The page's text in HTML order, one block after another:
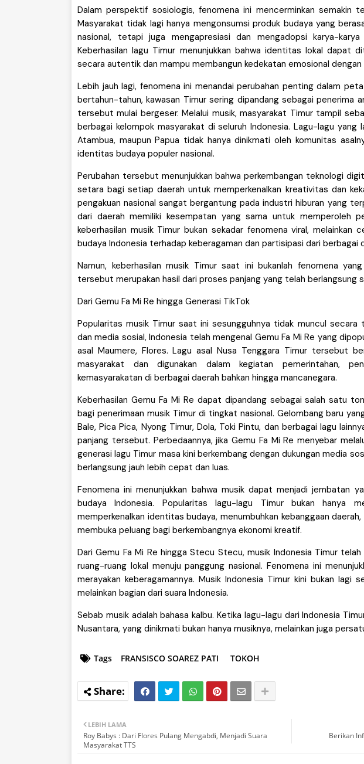
Dalam perspektif sosiologis, fenomena ini mencerminkan semakin
Masyarakat tidak lagi hanya mengonsumsi produk budaya yang
nasional, tetapi juga mengapresiasi dan mengadopsi karya-
Keberhasilan lagu Timur menunjukkan bahwa identitas lokal dapat
secara autentik dan mampu membangun kedekatan emosional dengan
Lebih jauh lagi, fenomena ini menandai perubahan penting dalam
bertahun-tahun, kawasan Timur sering dipandang sebagai penerima
tersebut mulai bergeser. Melalui musik, masyarakat Timur tampil
berbagai kelompok masyarakat di seluruh Indonesia. Lagu-lagu yang
Atambua, maupun Papua tidak hanya dinikmati oleh komunitas
identitas budaya populer nasional.
Perubahan tersebut menunjukkan bahwa perkembangan teknologi
setara bagi setiap daerah untuk memperkenalkan kreativitas dan
pengakuan nasional sangat bergantung pada industri hiburan yang
dari daerah memiliki kesempatan yang sama untuk memperoleh
keberhasilan musik Timur bukan sekadar fenomena viral, melainkan
budaya Indonesia terhadap keberagaman dan partisipasi dari berbagai
Namun, keberhasilan musik Timur saat ini bukanlah fenomena
tersebut merupakan hasil dari proses panjang yang telah berlangsung
Dari Gemu Fa Mi Re hingga Generasi TikTok
Popularitas musik Timur saat ini sesungguhnya tidak muncul
dan media sosial, Indonesia telah mengenal Gemu Fa Mi Re yang
asal Maumere, Flores. Lagu asal Nusa Tenggara Timur tersebut
masyarakat dan digunakan dalam kegiatan pemerintahan,
kemasyarakatan di berbagai daerah bahkan hingga mancanegara.
Keberhasilan Gemu Fa Mi Re dapat dipandang sebagai salah satu
bagi penerimaan musik Timur di tingkat nasional. Gelombang baru
Bale, Pica Pica, Nyong Timur, Dola, Toki Pintu, dan berbagai lagu
panjang tersebut. Perbedaannya, jika Gemu Fa Mi Re menyebar
generasi lagu Timur masa kini berkembang dengan dukungan media
berlangsung jauh lebih cepat dan luas.
Fenomena ini menunjukkan bahwa musik dapat menjadi jembatan
budaya Indonesia. Popularitas lagu-lagu Timur bukan hanya
memperkenalkan identitas budaya, menumbuhkan kebanggaan
membuka peluang bagi berkembangnya ekonomi kreatif.
Dari Gemu Fa Mi Re hingga Stecu Stecu, musik Indonesia Timur
ruang-ruang lokal menuju panggung nasional. Fenomena ini
merayakan keberagamannya. Musik Indonesia Timur kini bukan lagi
melainkan bagian dari suara Indonesia.
Sebab musik adalah bahasa kalbu. Ketika lagu-lagu dari Indonesia
Nusantara, yang dinikmati bukan hanya musiknya, melainkan juga
Tags FRANSISCO SOAREZ PATI TOKOH
Berikan
LEBIH LAMA
Roy Babys : Dari Flores Pulang Mengabdi, Menjadi Suara
Masyarakat TTS